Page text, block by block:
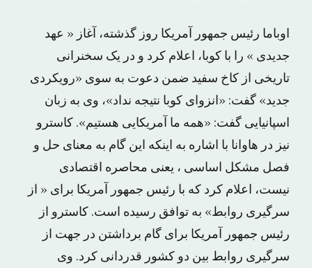
اوباما رئیس جمهور آمریکا روز گذشته، آغاز « عهد
جدیدی » را با کوبا، اعلام کرد و در یک سخنرانی
تاریخی از کاخ سفید ضمن دعوت به سوی «رویکردی
جدید» گفت: «انزوای کوبا نتیجه نداد»، وی به زبان
اسپانیایی گفت: «همه ما آمریکایی هستیم». کاسترو
نیز در هاوانا با اشاره به اینکه این گام به معنای حل و
فصل مشکل اساسی ، یعنی محاصره اقتصادی
نیست، اعلام کرد که با رئیس جمهور آمریکا برای « از
سرگیری روابط» به توافق رسیده است. کاسترو از
رئیس جمهور آمریکا برای گام برداشتن در جهت از
سرگیری روابط بین دو کشور قدردانی کرد. وی